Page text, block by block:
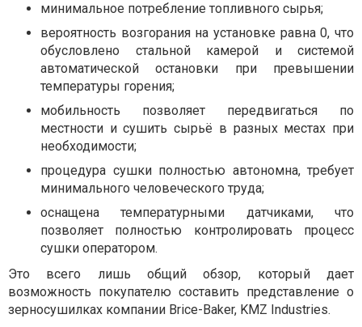
минимальное потребление топливного сырья;
вероятность возгорания на установке равна 0, что
обусловлено стальной камерой и системой
автоматической остановки при превышении
температуры горения;
мобильность позволяет передвигаться по
местности и сушить сырьё в разных местах при
необходимости;
процедура сушки полностью автономна, требует
минимального человеческого труда;
оснащена температурными датчиками, что
позволяет полностью контролировать процесс
сушки оператором.
Это всего лишь общий обзор, который дает
возможность покупателю составить представление о
зерносушилках компании Brice-Baker, KMZ Industries.